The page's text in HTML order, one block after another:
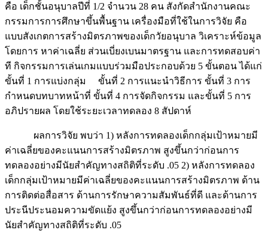
คือ เด็กชั้นอนุบาลปีที่ 1/2 จำนวน 28 คน สังกัดสำนักงานคณะ
กรรมการการศึกษาขึ้นพื้นฐาน เครื่องมือที่ใช้ในการวิจัย คือ
แบบสังเกตการสร้างมิตรภาพของเด็กวัยอนุบาล วิเคราะห์ข้อมูล
โดยการ หาค่าเฉลี่ย ส่วนเบี่ยงเบนมาตรฐาน และการทดสอบค่า
ที กิจกรรมการเล่นเกมแบบร่วมมือประกอบด้วย 5 ขั้นตอน ได้แก่
ขั้นที่ 1 การแบ่งกลุ่ม ขั้นที่ 2 การแนะนำวิธีการ ขั้นที่ 3 การ
กำหนดบทบาทหน้าที่ ขั้นที่ 4 การจัดกิจกรรม และขั้นที่ 5 การ
อภิปรายผล โดยใช้ระยะเวลาทดลอง 8 สัปดาห์
ผลการวิจัย พบว่า 1) หลังการทดลองเด็กกลุ่มเป้าหมายมี
ค่าเฉลี่ยของคะแนนการสร้างมิตรภาพ สูงขึ้นกว่าก่อนการ
ทดลองอย่างมีนัยสำคัญทางสถิติที่ระดับ .05 2) หลังการทดลอง
เด็กกลุ่มเป้าหมายมีค่าเฉลี่ยของคะแนนการสร้างมิตรภาพ ด้าน
การติดต่อสื่อสาร ด้านการรักษาความสัมพันธ์ที่ดี และด้านการ
ประนีประนอมความขัดแย้ง สูงขึ้นกว่าก่อนการทดลองอย่างมี
นัยสำคัญทางสถิติที่ระดับ .05